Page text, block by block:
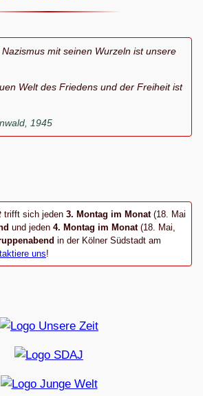
mit seinen Wurzeln ist unsere
Welt des Friedens und der Freiheit ist
1945
trifft sich jeden 3. Montag im Monat (18. Mai
und jeden 4. Montag im Monat(18. Mai,
in der Kölner Südstadt am
uns!